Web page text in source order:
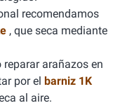
recomendamos
, que seca mediante
arañazos en
por el barniz 1K
al aire.